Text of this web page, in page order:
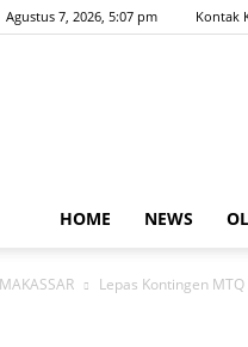
Agustus 7, 2026, 5:07 pm Kontak
HOME NEWS
MAKASSAR Lepas Kontingen